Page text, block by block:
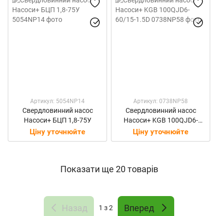
Артикул: 5054NP14
Свердловинний насос
Насоси+ БЦП 1,8-75У
Ціну уточнюйте
Артикул: 0738NP58
Свердловинний насос
Насоси+ KGB 100QJD6-
60/15-1.5D
Ціну уточнюйте
Показати ще 20 товарів
Назад 1 з 2 Вперед